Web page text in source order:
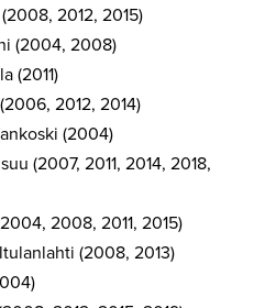
2012, 2015)
(2004, 2008)
(2011)
2012, 2014)
(2004)
(2007, 2011, 2014, 2018,
2008, 2011, 2015)
(2008, 2013)